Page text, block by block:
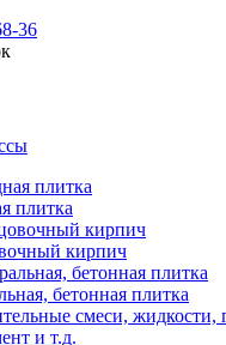
36
плитка
кирпич
бетонная плитка